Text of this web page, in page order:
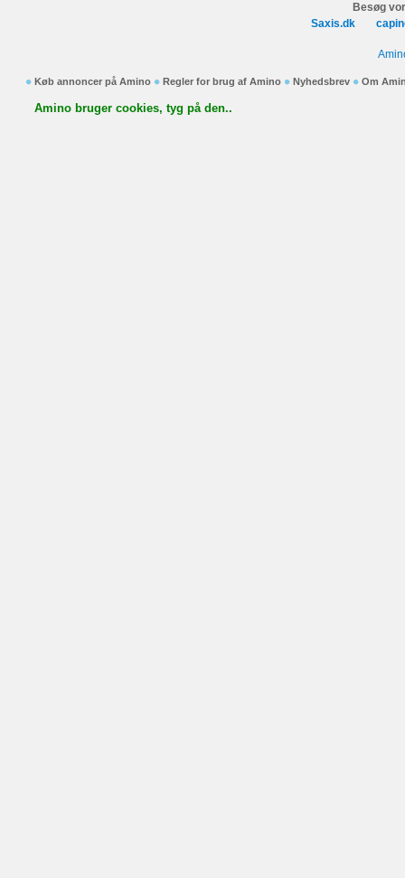
Besøg
Saxis.dk
Køb annoncer på Amino Regler for brug af Amino Nyhedsbrev Om
Amino bruger cookies, tyg på den..